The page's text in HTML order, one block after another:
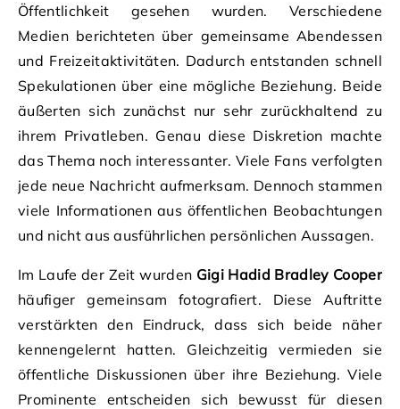
Öffentlichkeit gesehen wurden. Verschiedene
Medien berichteten über gemeinsame Abendessen
und Freizeitaktivitäten. Dadurch entstanden schnell
Spekulationen über eine mögliche Beziehung. Beide
äußerten sich zunächst nur sehr zurückhaltend zu
ihrem Privatleben. Genau diese Diskretion machte
das Thema noch interessanter. Viele Fans verfolgten
jede neue Nachricht aufmerksam. Dennoch stammen
viele Informationen aus öffentlichen Beobachtungen
und nicht aus ausführlichen persönlichen Aussagen.
Im Laufe der Zeit wurden Gigi Hadid Bradley Cooper
häufiger gemeinsam fotografiert. Diese Auftritte
verstärkten den Eindruck, dass sich beide näher
kennengelernt hatten. Gleichzeitig vermieden sie
öffentliche Diskussionen über ihre Beziehung. Viele
Prominente entscheiden sich bewusst für diesen